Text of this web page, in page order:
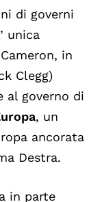
di governi
unica
in
Clegg)
al governo di
, un
ancorata
Destra.
in parte